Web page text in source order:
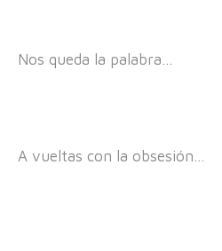
Nos queda la palabra…
A vueltas con la obsesión…